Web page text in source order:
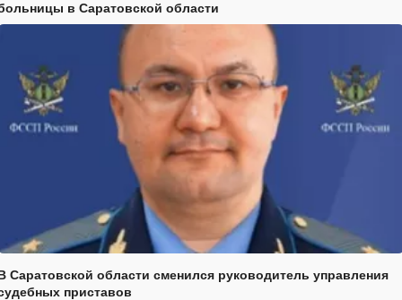
в Саратовской области
Саратовской области сменился руководитель управления
приставов